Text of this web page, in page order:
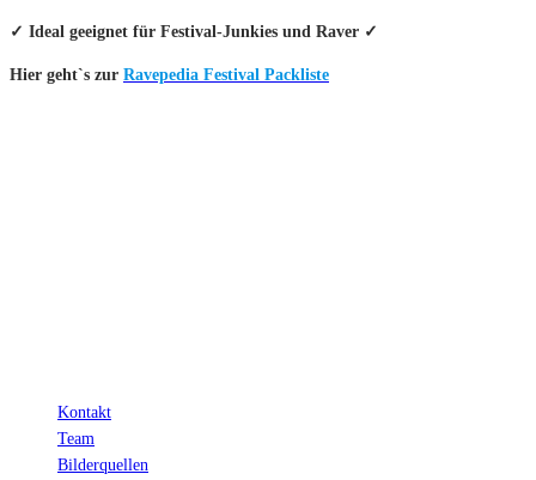
✓ Ideal geeignet für Festival-Junkies und Raver ✓
Hier geht`s zur Ravepedia Festival Packliste
Kontakt
Team
Bilderquellen